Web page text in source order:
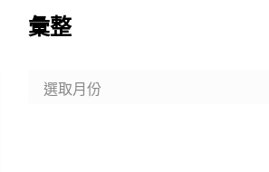
彙整